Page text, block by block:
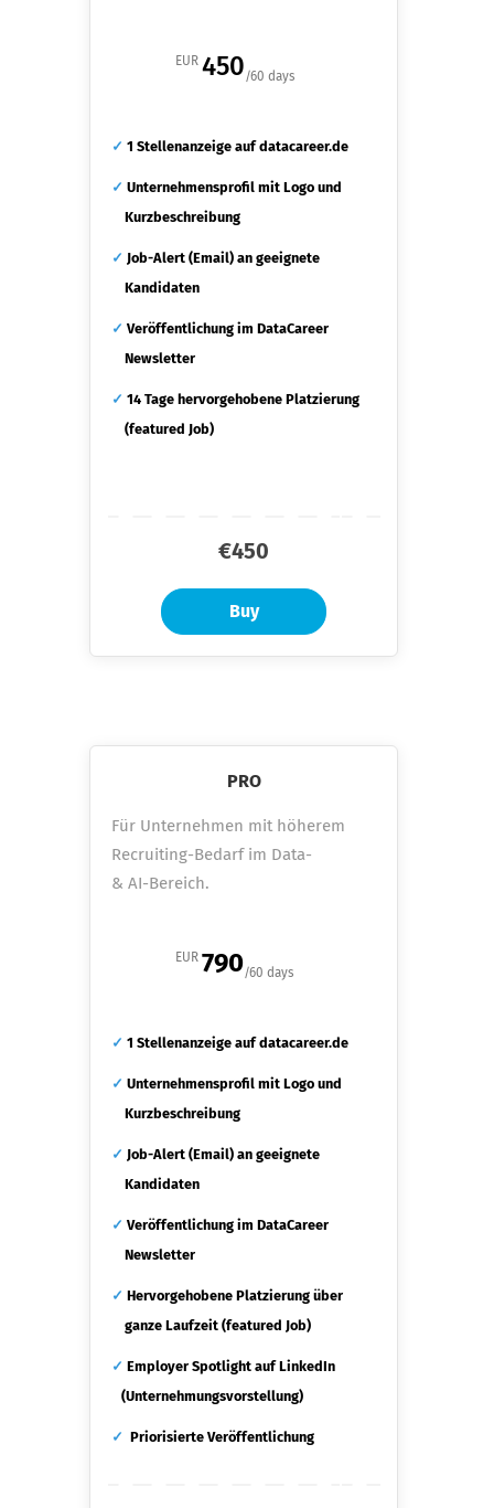
EUR 450/60 days
✓ 1 Stellenanzeige auf datacareer.de
✓ Unternehmensprofil mit Logo und
Kurzbeschreibung
✓ Job-Alert (Email) an geeignete
Kandidaten
✓ Veröffentlichung im DataCareer
Newsletter
✓ 14 Tage hervorgehobene Platzierung
(featured Job)
€450
PRO
Für Unternehmen mit höherem
Recruiting-Bedarf im Data-
& AI-Bereich.
EUR 790/60 days
✓ 1 Stellenanzeige auf datacareer.de
✓ Unternehmensprofil mit Logo und
Kurzbeschreibung
✓ Job-Alert (Email) an geeignete
Kandidaten
✓ Veröffentlichung im DataCareer
Newsletter
✓ Hervorgehobene Platzierung über
ganze Laufzeit (featured Job)
✓ Employer Spotlight auf LinkedIn
(Unternehmungsvorstellung)
✓ Priorisierte Veröffentlichung